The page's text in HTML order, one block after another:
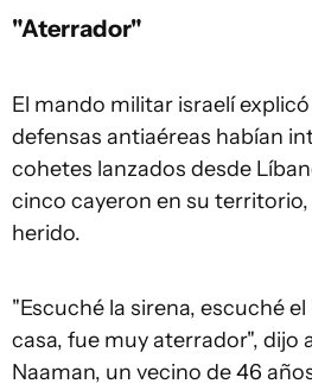
"Aterrador"
El mando militar israelí
defensas antiaéreas habían
cohetes lanzados desde
cinco cayeron en su
herido.
"Escuché la sirena, escuché
casa, fue muy aterrador", dijo
Naaman, un vecino de 46